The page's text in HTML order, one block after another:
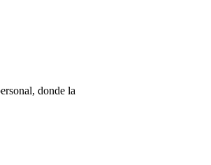
donde la